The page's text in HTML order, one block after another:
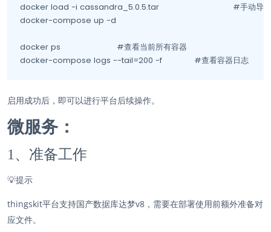
docker load -i cassandra_5.0.5.tar				#手动导入cassandra镜像
docker-compose up -d											#启动cassandra服务
docker ps			#查看当前所有容器
docker-compose logs --tail=200 -f		#查看容器日志
启用成功后，即可以进行平台后续操作。
微服务：
1、准备工作
💡提示
thingskit平台支持国产数据库达梦v8，需要在部署使用前额外准备对
应文件。